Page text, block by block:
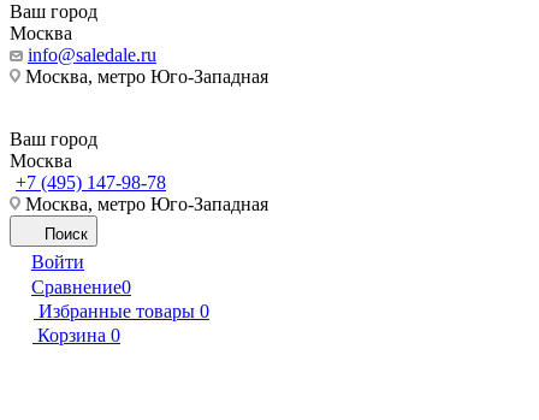
Ваш город
Москва
info@saledale.ru
Москва, метро Юго-Западная
Ваш город
Москва
+7 (495) 147-98-78
Москва, метро Юго-Западная
Поиск
Войти
Сравнение0
Избранные товары 0
Корзина 0